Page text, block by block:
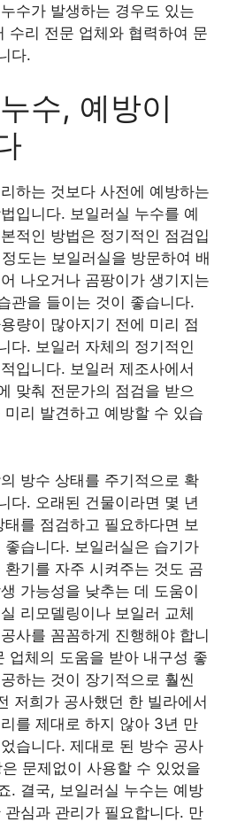
수가 발생하는 경우도 있는
수리 전문 업체와 협력하여 문
다.
수, 예방이
하는 것보다 사전에 예방하는
입니다. 보일러실 누수를 예
적인 방법은 정기적인 점검입
도는 보일러실을 방문하여 배
나오거나 곰팡이가 생기지는
관을 들이는 것이 좋습니다.
량이 많아지기 전에 미리 점
다. 보일러 자체의 정기적인
입니다. 보일러 제조사에서
맞춰 전문가의 점검을 받으
리 발견하고 예방할 수 있습
방수 상태를 주기적으로 확
다. 오래된 건물이라면 몇 년
를 점검하고 필요하다면 보
습니다. 보일러실은 습기가
기를 자주 시켜주는 것도 곰
가능성을 낮추는 데 도움이
리모델링이나 보일러 교체
사를 꼼꼼하게 진행해야 합니
업체의 도움을 받아 내구성 좋
하는 것이 장기적으로 훨씬
저희가 공사했던 한 빌라에서
를 제대로 하지 않아 3년 만
습니다. 제대로 된 방수 공사
문제없이 사용할 수 있었을
. 결국, 보일러실 누수는 예방
심과 관리가 필요합니다. 만